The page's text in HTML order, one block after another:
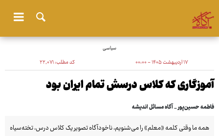
سیاسی
۱۷ اردیبهشت ۱۴۰۵ - ۰۰:۰۰ کد مطلب:۲۲٬۰۷۱
آموزگاری که کلاس درسش تمام ایران بود
فاطمه حسین‌پور _ آگاه مسائل اندیشه
همه ما وقتی کلمه «معلم» را می‌شنویم، ناخودآگاه تصویر یک کلاس درس، تخته‌سیاه